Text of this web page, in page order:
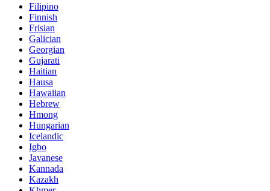
Filipino
Finnish
Frisian
Galician
Georgian
Gujarati
Haitian
Hausa
Hawaiian
Hebrew
Hmong
Hungarian
Icelandic
Igbo
Javanese
Kannada
Kazakh